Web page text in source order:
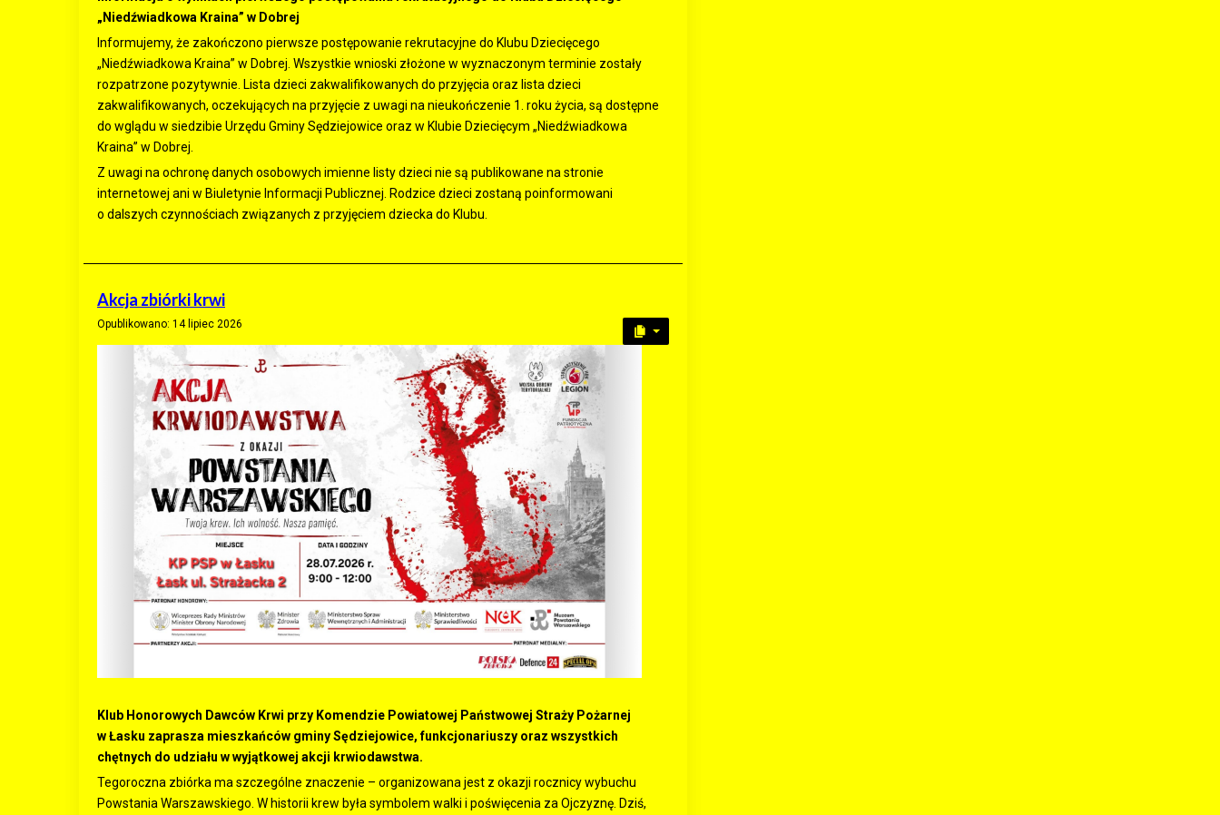
„Niedźwiadkowa Kraina” w Dobrej
Informujemy, że zakończono pierwsze postępowanie rekrutacyjne do Klubu Dziecięcego
„Niedźwiadkowa Kraina” w Dobrej. Wszystkie wnioski złożone w wyznaczonym terminie zostały
rozpatrzone pozytywnie. Lista dzieci zakwalifikowanych do przyjęcia oraz lista dzieci
zakwalifikowanych, oczekujących na przyjęcie z uwagi na nieukończenie 1. roku życia, są dostępne
do wglądu w siedzibie Urzędu Gminy Sędziejowice oraz w Klubie Dziecięcym „Niedźwiadkowa
Kraina” w Dobrej.
Z uwagi na ochronę danych osobowych imienne listy dzieci nie są publikowane na stronie
internetowej ani w Biuletynie Informacji Publicznej. Rodzice dzieci zostaną poinformowani
o dalszych czynnościach związanych z przyjęciem dziecka do Klubu.
Akcja zbiórki krwi
Opublikowano: 14 lipiec 2026
Klub Honorowych Dawców Krwi przy Komendzie Powiatowej Państwowej Straży Pożarnej
w Łasku zaprasza mieszkańców gminy Sędziejowice, funkcjonariuszy oraz wszystkich
chętnych do udziału w wyjątkowej akcji krwiodawstwa.
Tegoroczna zbiórka ma szczególne znaczenie – organizowana jest z okazji rocznicy wybuchu
Powstania Warszawskiego. W historii krew była symbolem walki i poświęcenia za Ojczyznę. Dziś,